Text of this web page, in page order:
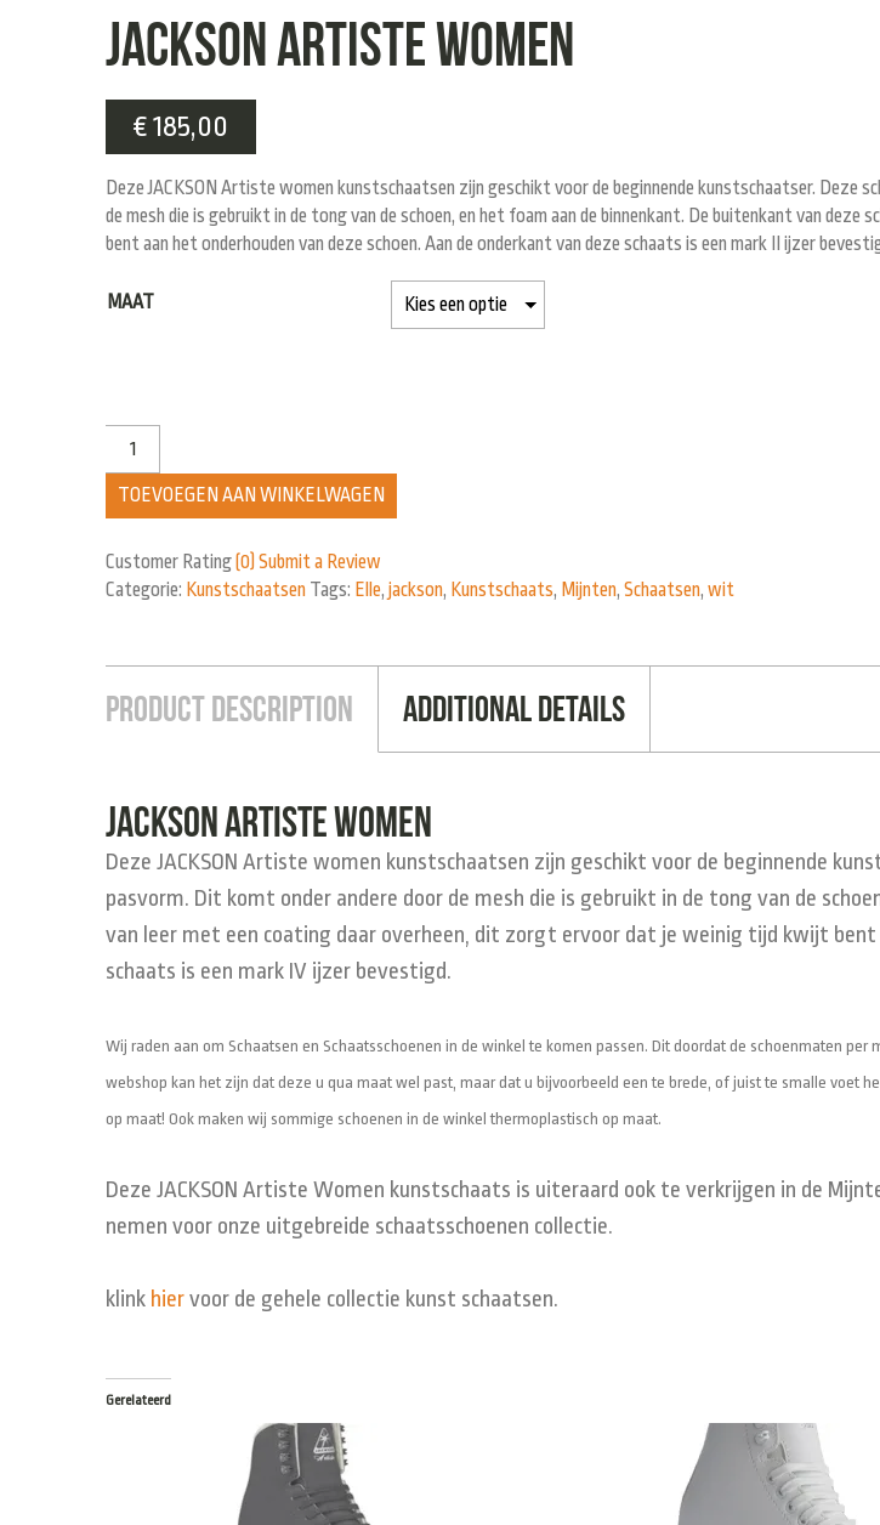
JACKSON Artiste Women
€185,00
Deze JACKSON Artiste women kunstschaatsen zijn geschikt voor de beginnende kunstschaatser. Deze
de mesh die is gebruikt in de tong van de schoen, en het foam aan de binnenkant. De buitenkant van
bent aan het onderhouden van deze schoen. Aan de onderkant van deze schaats is een mark II ijzer
MAAT
TOEVOEGEN AAN WINKELWAGEN
Customer Rating (0) Submit a Review
Categorie: Kunstschaatsen Tags: Elle, jackson, Kunstschaats, Mijnten, Schaatsen, wit
Product Description Additional Details
Jackson Artiste Women
Deze JACKSON Artiste women kunstschaatsen zijn geschikt voor de beginnende
pasvorm. Dit komt onder andere door de mesh die is gebruikt in de tong van de
van leer met een coating daar overheen, dit zorgt ervoor dat je weinig tijd kwijt bent
schaats is een mark IV ijzer bevestigd.
Wij raden aan om Schaatsen en Schaatsschoenen in de winkel te komen passen. Dit doordat de schoenmaten
webshop kan het zijn dat deze u qua maat wel past, maar dat u bijvoorbeeld een te brede, of juist te smalle voet
op maat! Ook maken wij sommige schoenen in de winkel thermoplastisch op maat.
Deze JACKSON Artiste Women kunstschaats is uiteraard ook te verkrijgen in de
nemen voor onze uitgebreide schaatsschoenen collectie.
klink hiervoor de gehele collectie kunst schaatsen.
Gerelateerd